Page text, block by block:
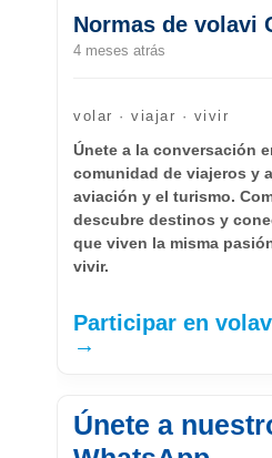
Normas de volavi
4 meses atrás
volar · viajar · vivir
Únete a la conversación
comunidad de viajeros y
aviación y el turismo.
descubre destinos y
que viven la misma
vivir.
Participar en
→
Únete a